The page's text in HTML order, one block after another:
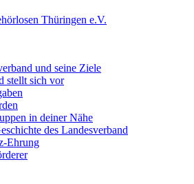
und seine Ziele
stellt sich vor
in deiner Nähe
des Landesverband
Ehrung